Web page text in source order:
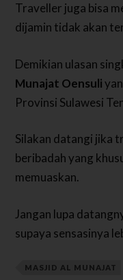
Traveller juga bisa
dijamin tidak akan
Demikian ulasan
Munajat Oensuli
Provinsi Sulawesi
Silakan datangi jika
beribadah yang
memuaskan.
Jangan lupa
supaya sensasinya
MASJID AL MUNAJAT